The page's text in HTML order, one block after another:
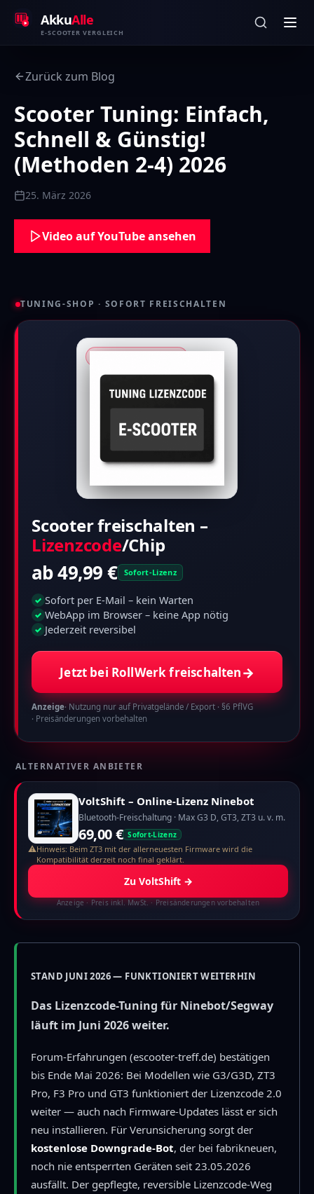
AkkuAlle
E-SCOOTER VERGLEICH
Zurück zum Blog
Scooter Tuning: Einfach,
Schnell & Günstig!
(Methoden 2-4) 2026
25. März 2026
Video auf YouTube ansehen
TUNING-SHOP · SOFORT FREISCHALTEN
Scooter freischalten –
Lizenzcode/Chip
ab 49,99 € Sofort-Lizenz
✓ Sofort per E-Mail – kein Warten
✓ WebApp im Browser – keine App nötig
✓ Jederzeit reversibel
Jetzt bei RollWerk freischalten→
Anzeige· Nutzung nur auf Privatgelände / Export · §6 PflVG
· Preisänderungen vorbehalten
ALTERNATIVER ANBIETER
VoltShift – Online-Lizenz Ninebot
Bluetooth-Freischaltung · Max G3 D, GT3, ZT3 u. v. m.
69,00 € Sofort-Lizenz
⚠Hinweis: Beim ZT3 mit der allerneuesten Firmware wird die
Kompatibilität derzeit noch final geklärt.
Zu VoltShift→
Anzeige· Preis inkl. MwSt. · Preisänderungen vorbehalten
STAND JUNI 2026 — FUNKTIONIERT WEITERHIN
Das Lizenzcode-Tuning für Ninebot/Segway
läuft im Juni 2026 weiter.
Forum-Erfahrungen (escooter-treff.de) bestätigen
bis Ende Mai 2026: Bei Modellen wie G3/G3D, ZT3
Pro, F3 Pro und GT3 funktioniert der Lizenzcode 2.0
weiter — auch nach Firmware-Updates lässt er sich
neu installieren. Für Verunsicherung sorgt der
kostenlose Downgrade-Bot, der bei fabrikneuen,
noch nie entsperrten Geräten seit 23.05.2026
ausfällt. Der gepflegte, reversible Lizenzcode-Weg